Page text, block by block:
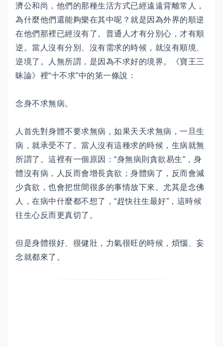
濟公和尚，他們的那種生活方式已經遠遠背離常人，
為什麼他們還能夠樂在其中呢？就是因為外界的順逆
在他們那裡已經沒有了。普通人才有分別心，才有順
逆。當人沒有分別、沒有需求的時候，就沒有順境、
逆境了。人無所謂，是因為不求好的境界。《寶王三
昧論》裡“十不求”中的第一條說：
念身不求無病。
人首先對身體不要求無病，如果天天求無病，一旦生
病，就承受不了。當人沒有這種求的時候，生病就無
所謂了。這裡有一個原因：“身無病則貪欲易生”，身
體沒有病，人反而會增長貪欲；身體病了，反而會減
少貪欲，也會把世間很多的事情放下來。尤其是念佛
人，在病中什麼都不想了，“趕快往生最好”，這時候
往生心反而更真切了。
但是身體很好、很健壯，力氣很旺的時候，煩惱、妄
念就都來了。